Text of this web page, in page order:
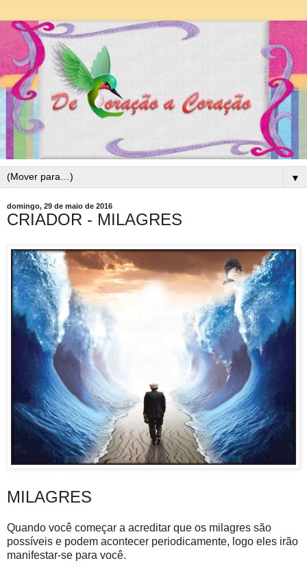
▼
domingo, 29 de maio de 2016
CRIADOR - MILAGRES
MILAGRES
Quando você começar a acreditar que os milagres são
possíveis e podem acontecer periodicamente, logo eles irão
manifestar-se para você.